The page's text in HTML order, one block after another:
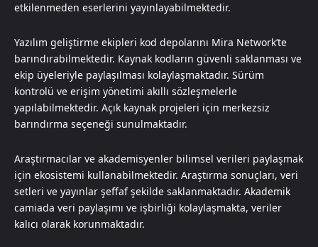
etkilenmeden eserlerini yayınlayabilmektedir.
Yazılım geliştirme ekipleri kod depolarını Mira Network’te
barındırabilmektedir. Kaynak kodların güvenli saklanması ve
ekip üyeleriyle paylaşılması kolaylaşmaktadır. Sürüm
kontrolü ve erişim yönetimi akıllı sözleşmelerle
yapılabilmektedir. Açık kaynak projeleri için merkezsiz
barındırma seçeneği sunulmaktadır.
Araştırmacılar ve akademisyenler bilimsel verileri paylaşmak
için ekosistemi kullanabilmektedir. Araştırma sonuçları, veri
setleri ve yayınlar şeffaf şekilde saklanmaktadır. Akademik
camiada veri paylaşımı ve işbirliği kolaylaşmakta, veriler
kalıcı olarak korunmaktadır.